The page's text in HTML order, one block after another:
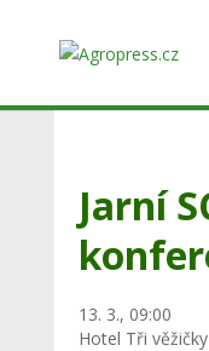
Jarní
13. 3., 09:00
Hotel Tři věžičky